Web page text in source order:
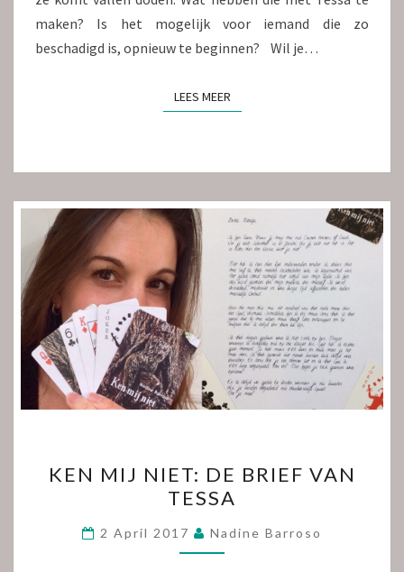
maken? Is het mogelijk voor iemand die zo
beschadigd is, opnieuw te beginnen? Wil je…
LEES MEERLEES MEER
MIJ
NIET:
DE
BRIEF
KEN MIJ NIET: DE BRIEF VAN
TESSA
2 April 2017 Nadine Barroso